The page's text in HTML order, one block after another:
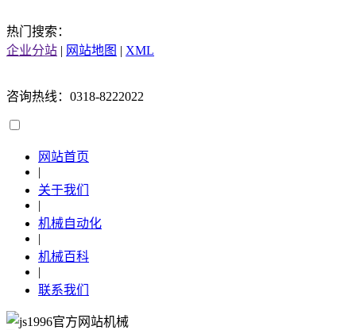
热门搜索：
企业分站 | 网站地图 | XML
咨询热线：0318-8222022
网站首页
|
关于我们
|
机械自动化
|
机械百科
|
联系我们